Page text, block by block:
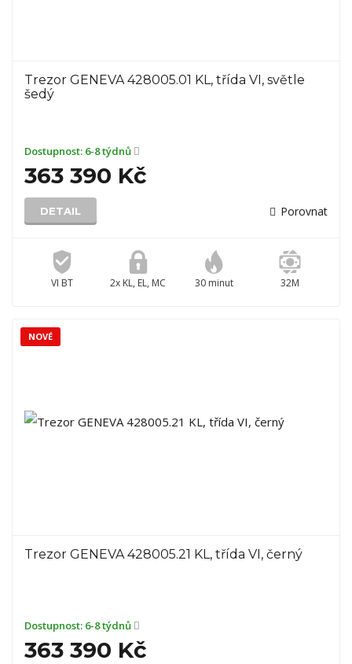
Trezor GENEVA 428005.01 KL, třída VI, světle
šedý
Dostupnost: 6-8 týdnů
363 390 Kč
DETAIL Porovnat
VI BT 2x KL, EL, MC 30 minut 32M
Trezor GENEVA 428005.21 KL, třída VI, černý
Dostupnost: 6-8 týdnů
363 390 Kč
NOVÉ